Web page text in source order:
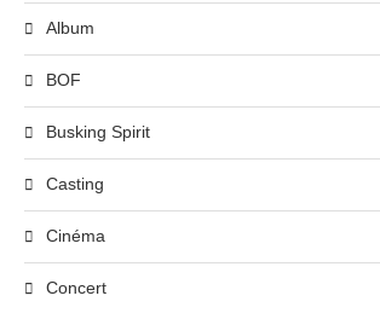
Album
BOF
Busking Spirit
Casting
Cinéma
Concert